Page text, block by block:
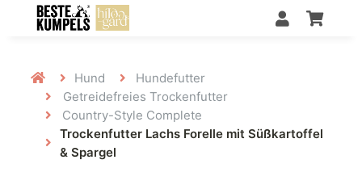
Hund
Hundefutter
Getreidefreies Trockenfutter
Country-Style Complete
Trockenfutter Lachs Forelle mit Süßkartoffel
& Spargel